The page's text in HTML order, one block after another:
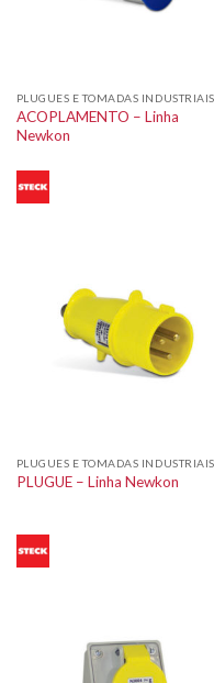
PLUGUES E TOMADAS INDUSTRIAIS
ACOPLAMENTO – Linha
Newkon
PLUGUES E TOMADAS INDUSTRIAIS
PLUGUE – Linha Newkon